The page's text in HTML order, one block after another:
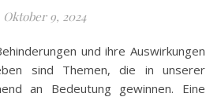
Oktober 9, 2024
sind Themen, die in unserer
an Bedeutung gewinnen. Eine